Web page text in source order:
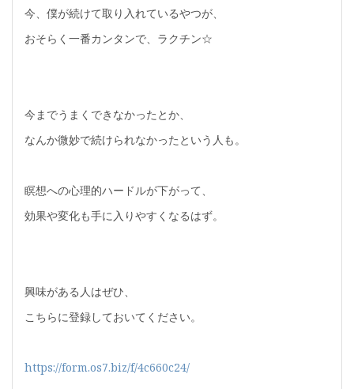
今、僕が続けて取り入れているやつが、
おそらく一番カンタンで、ラクチン☆
今までうまくできなかったとか、
なんか微妙で続けられなかったという人も。
瞑想への心理的ハードルが下がって、
効果や変化も手に入りやすくなるはず。
興味がある人はぜひ、
こちらに登録しておいてください。
https://form.os7.biz/f/4c660c24/